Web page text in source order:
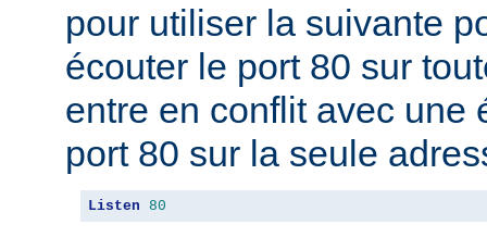
pour utiliser la suivante
écouter le port 80 sur
entre en conflit avec une
port 80 sur la seule
Listen 80